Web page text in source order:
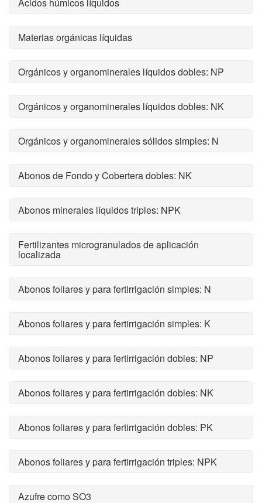
Materias orgánicas líquidas
Orgánicos y organominerales líquidos dobles: NP
Orgánicos y organominerales líquidos dobles: NK
Orgánicos y organominerales sólidos simples: N
Abonos de Fondo y Cobertera dobles: NK
Abonos minerales líquidos triples: NPK
Fertilizantes microgranulados de aplicación
localizada
Abonos foliares y para fertirrigación simples: N
Abonos foliares y para fertirrigación simples: K
Abonos foliares y para fertirrigación dobles: NP
Abonos foliares y para fertirrigación dobles: NK
Abonos foliares y para fertirrigación dobles: PK
Abonos foliares y para fertirrigación triples: NPK
Azufre como SO3